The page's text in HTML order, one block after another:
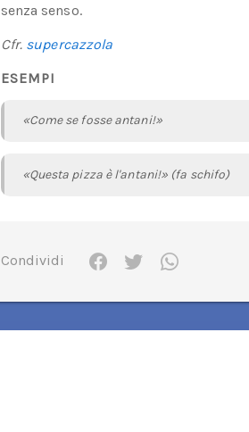
senza senso.
Cfr. supercazzola
ESEMPI
«Come se fosse antani!»
«Questa pizza è l'antani!» (fa schifo)
Condividi